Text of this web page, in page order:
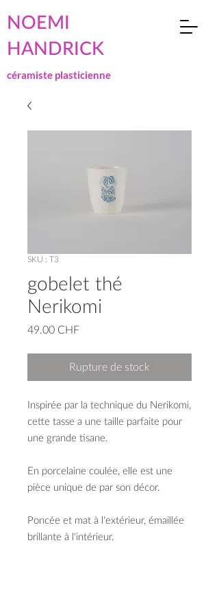
NOEMI
HANDRICK
céramiste plasticienne
SKU : T3
gobelet thé
Nerikomi
49.00 CHFPrix
Rupture de stock
Inspirée par la technique du Nerikomi,
cette tasse a une taille parfaite pour
une grande tisane.
En porcelaine coulée, elle est une
pièce unique de par son décor.
Poncée et mat à l'extérieur, émaillée
brillante à l'intérieur.